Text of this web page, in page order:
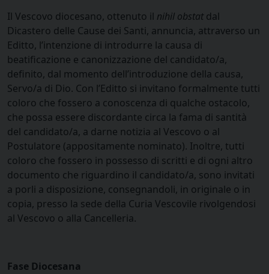
Il Vescovo diocesano, ottenuto il nihil obstatdal
Dicastero delle Cause dei Santi, annuncia, attraverso un
Editto, l’intenzione di introdurre la causa di
beatificazione e canonizzazione del candidato/a,
definito, dal momento dell’introduzione della causa,
Servo/a di Dio. Con l’Editto si invitano formalmente tutti
coloro che fossero a conoscenza di qualche ostacolo,
che possa essere discordante circa la fama di santità
del candidato/a, a darne notizia al Vescovo o al
Postulatore (appositamente nominato). Inoltre, tutti
coloro che fossero in possesso di scritti e di ogni altro
documento che riguardino il candidato/a, sono invitati
a porli a disposizione, consegnandoli, in originale o in
copia, presso la sede della Curia Vescovile rivolgendosi
al Vescovo o alla Cancelleria.
Fase Diocesana